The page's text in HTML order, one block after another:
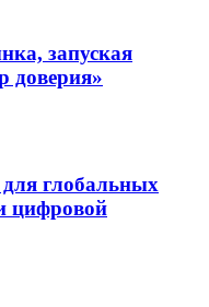
запуская
доверия»
глобальных
цифровой